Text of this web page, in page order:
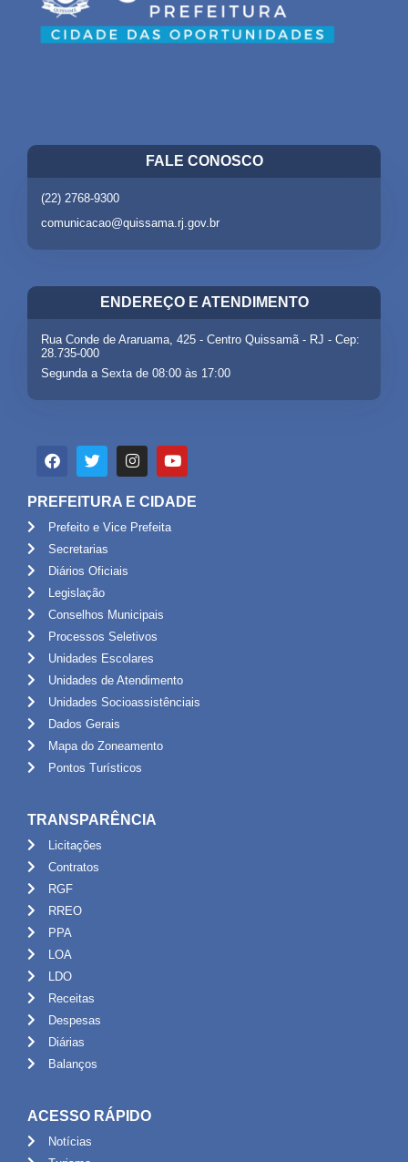
FALE CONOSCO
(22) 2768-9300
comunicacao@quissama.rj.gov.br
ENDEREÇO E ATENDIMENTO
Rua Conde de Araruama, 425 - Centro Quissamã - RJ - Cep:
28.735-000
Segunda a Sexta de 08:00 às 17:00
PREFEITURA E CIDADE
Prefeito e Vice Prefeita
Secretarias
Diários Oficiais
Legislação
Conselhos Municipais
Processos Seletivos
Unidades Escolares
Unidades de Atendimento
Unidades Socioassistênciais
Dados Gerais
Mapa do Zoneamento
Pontos Turísticos
TRANSPARÊNCIA
Licitações
Contratos
RGF
RREO
PPA
LOA
LDO
Receitas
Despesas
Diárias
Balanços
ACESSO RÁPIDO
Notícias